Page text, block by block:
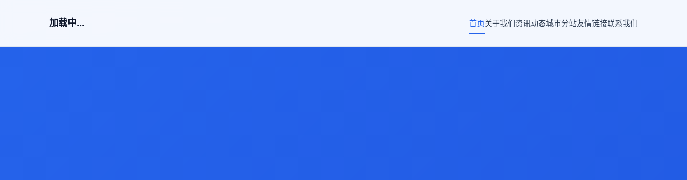
加载中... 首页关于我们资讯动态城市分站友情链接联系我们